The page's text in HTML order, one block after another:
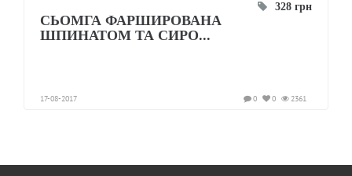
328 грн
СЬОМГА ФАРШИРОВАНА
ШПИНАТОМ ТА СИРО...
17-08-2017 2361
0
0